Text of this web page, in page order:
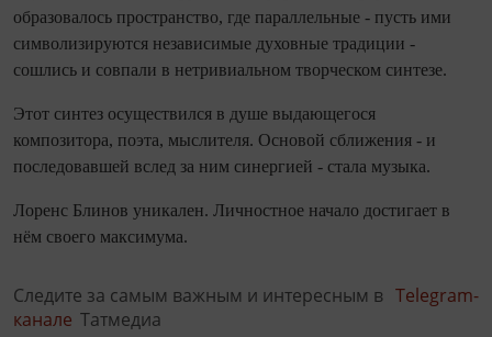
образовалось пространство, где параллельные - пусть ими
символизируются независимые духовные традиции -
сошлись и совпали в нетривиальном творческом синтезе.
Этот синтез осуществился в душе выдающегося
композитора, поэта, мыслителя. Основой сближения - и
последовавшей вслед за ним синергией - стала музыка.
Лоренс Блинов уникален. Личностное начало достигает в
нём своего максимума.
Следите за самым важным и интересным в Telegram-
канале Татмедиа